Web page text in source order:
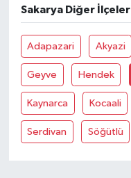
Sakarya Diğer İlçeler
Adapazari Akyazi
Geyve Hendek
Kaynarca Kocaali
Serdivan Söğütlü